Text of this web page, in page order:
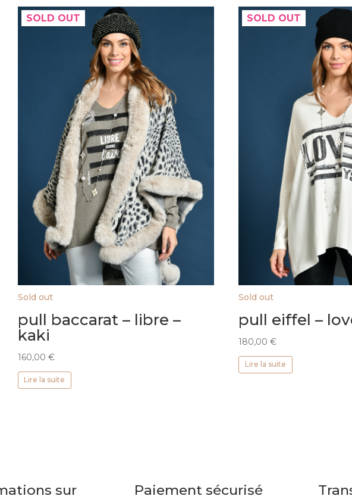
SOLD OUT
Sold out
pull baccarat – libre –
kaki
160,00 €
Lire la suite
SOLD OUT
Sold out
pull eiffel –
180,00€
Lire la suite
sur
Paiement sécurisé